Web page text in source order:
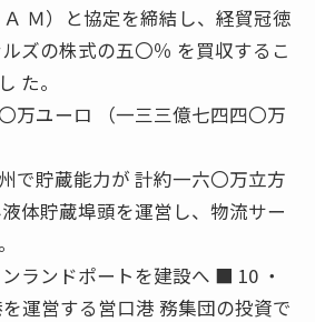
Ｍ）と協定を締結し、経貿冠徳
ズの株式の五〇％ を買収するこ
た。
万ユーロ （一三三億七四四〇万
で貯蔵能力が 計約一六〇万立方
体貯蔵埠頭を運営し、物流サー
ランドポートを建設へ ■ 10 ・
運営する営口港 務集団の投資で